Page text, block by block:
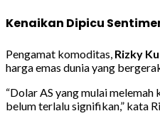
Kenaikan Dipicu
Pengamat komoditas, Rizky
harga emas dunia yang
“Dolar AS yang mulai
belum terlalu signifikan,” kata